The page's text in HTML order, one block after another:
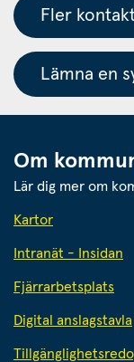
Fler
Lämna en
Om
Lär dig mer om
Kartor
Intranät - Insidan
Fjärrarbetsplats
Digital anslagstavla